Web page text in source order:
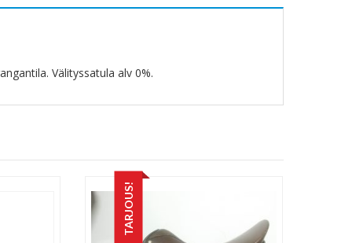
Välityssatula alv 0%.
TARJOUS!